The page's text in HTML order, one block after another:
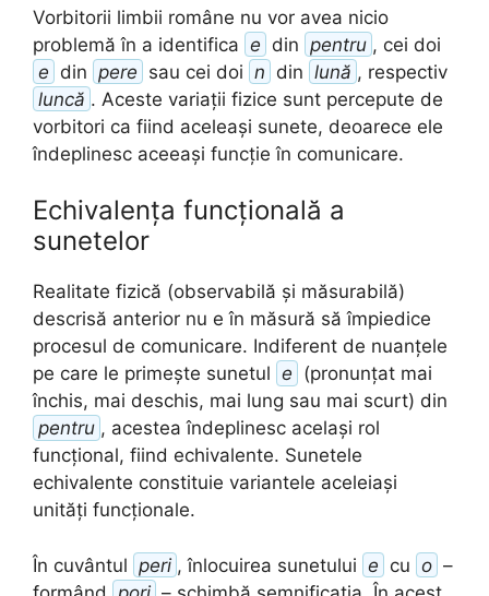
Vorbitorii limbii române nu vor avea nicio
problemă în a identifica e din pentru , cei doi
e din pere sau cei doi n din lună , respectiv
luncă . Aceste variații fizice sunt percepute de
vorbitori ca fiind aceleași sunete, deoarece ele
îndeplinesc aceeași funcție în comunicare.
Echivalența funcțională a
sunetelor
Realitate fizică (observabilă și măsurabilă)
descrisă anterior nu e în măsură să împiedice
procesul de comunicare. Indiferent de nuanțele
pe care le primește sunetul e (pronunțat mai
închis, mai deschis, mai lung sau mai scurt) din
pentru , acestea îndeplinesc același rol
funcțional, fiind echivalente. Sunetele
echivalente constituie variantele aceleiași
unități funcționale.
În cuvântul peri , înlocuirea sunetului e cu o –